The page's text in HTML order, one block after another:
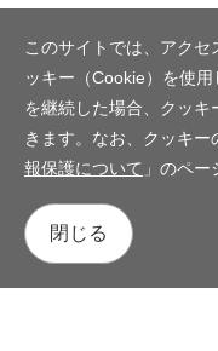
このサイトでは、アク
ッキー（Cookie）を使
を継続した場合、クッ
きます。なお、クッキ
報保護について 」のペー
閉じる